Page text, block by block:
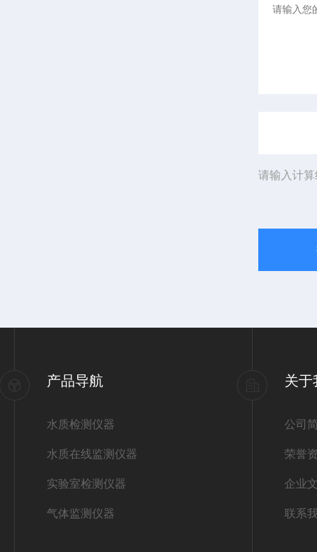
请输入计
产品导航
水质检测仪器
水质在线监测仪器
实验室检测仪器
气体监测仪器
关于
公司
荣誉
企业
联系